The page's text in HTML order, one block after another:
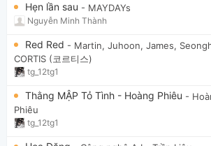
Hẹn lần sau - MAYDAYs
Nguyễn Minh Thành
Red Red - Martin, Juhoon, James,
CORTIS (코르티스)
tg_12tg1
Thằng MẬP Tỏ Tình - Hoàng Phiêu -
Phiêu
tg_12tg1